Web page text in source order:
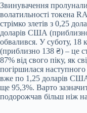
Звинувачення
волатильності токена
стрімко злетів з 0,25
доларів США
обвалився. У суботу, 18
(приблизно 138 ₴) – це
87% від свого піку, як
погіршилася
вже по 1,25 доларів
ще 95,3%. Варто
подорожчав більш ніж